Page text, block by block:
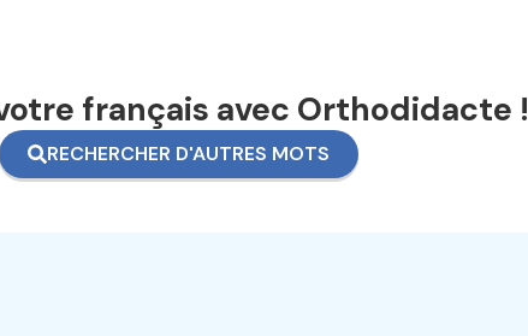
français avec Orthodidacte !
RECHERCHER D'AUTRES MOTS